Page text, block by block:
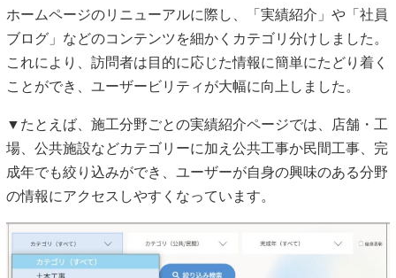
ホームページのリニューアルに際し、「実績紹介」や「社員
ブログ」などのコンテンツを細かくカテゴリ分けしました。
これにより、訪問者は目的に応じた情報に簡単にたどり着く
ことができ、ユーザービリティが大幅に向上しました。
▼たとえば、施工分野ごとの実績紹介ページでは、店舗・工
場、公共施設などカテゴリーに加え公共工事か民間工事、完
成年でも絞り込みができ、ユーザーが自身の興味のある分野
の情報にアクセスしやすくなっています。